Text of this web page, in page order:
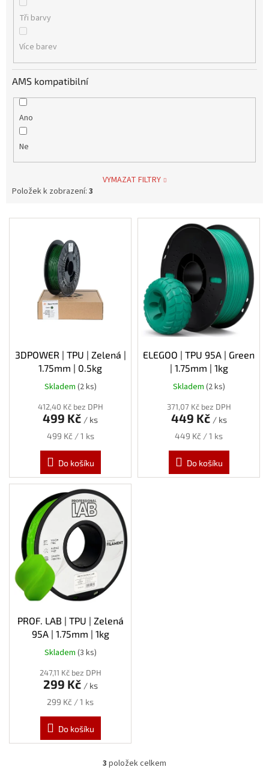
Tři barvy
Více barev
AMS kompatibilní
Ano
Ne
VYMAZAT FILTRY
Položek k zobrazení: 3
V
3DPOWER | TPU | Zelená |
1.75mm | 0.5kg
Skladem (2 ks)
412,40 Kč bez DPH
499 Kč / ks
Měrná
499 Kč / 1 ks
Do košíku
ELEGOO | TPU 95A | Green
| 1.75mm | 1kg
Skladem (2 ks)
371,07 Kč bez DPH
449 Kč / ks
Měrná
449 Kč / 1 ks
Do košíku
PROF. LAB | TPU | Zelená
95A | 1.75mm | 1kg
Skladem (3 ks)
247,11 Kč bez DPH
299 Kč / ks
Měrná
299 Kč / 1 ks
Do košíku
O
3 položek celkem